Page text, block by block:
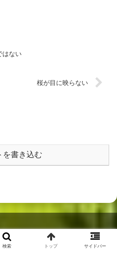
はない
桜が目に映らない
を書き込む
、早期リタイアを夢見て.
検索 トップ サイドバー